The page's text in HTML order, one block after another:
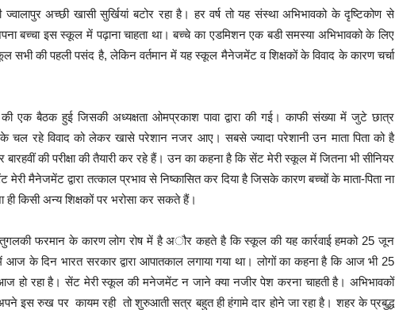
ज्वालापुर अच्छी खासी सुर्खियां बटोर रहा है। हर वर्ष तो यह संस्था अभिभावको के दृष्टिकोण से
बच्चा इस स्कूल में पढ़ाना चाहता था। बच्चे का एडमिशन एक बडी समस्या अभिभावको के लिए
सभी की पहली पसंद है, लेकिन वर्तमान में यह स्कूल मैनेजमेंट व शिक्षकों के विवाद के कारण चर्चा
एक बैठक हुई जिसकी अध्यक्षता ओमप्रकाश पावा द्वारा की गई। काफी संख्या में जुटे छात्र
चल रहे विवाद को लेकर खासे परेशान नजर आए। सबसे ज्यादा परेशानी उन माता पिता को है
की परीक्षा की तैयारी कर रहे हैं। उन का कहना है कि सेंट मेरी स्कूल में जितना भी सीनियर
मैनेजमेंट द्वारा तत्काल प्रभाव से निष्कासित कर दिया है जिसके कारण बच्चों के माता-पिता ना
किसी अन्य शिक्षकों पर भरोसा कर सकते हैं।
फरमान के कारण लोग रोष में है अौर कहते है कि स्कूल की यह कार्रवाई हमको 25 जून
के दिन भारत सरकार द्वारा आपातकाल लगाया गया था। लोगों का कहना है कि आज भी 25
हो रहा है। सेंट मेरी स्कूल की मनेजमेंट न जाने क्या नजीर पेश करना चाहती है। अभिभावकों
इस रुख पर कायम रही तो शुरुआती सत्र बहुत ही हंगामे दार होने जा रहा है। शहर के प्रबुद्ध